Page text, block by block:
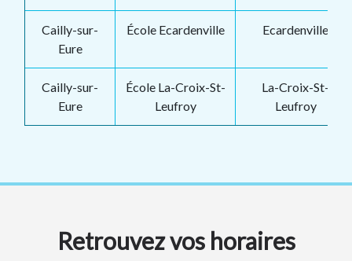
Cailly-sur-
Eure
École Ecardenville Ecardenville
Cailly-sur-
Eure
École La-Croix-St-
Leufroy
La-Croix-St-
Leufroy
Retrouvez vos horaires